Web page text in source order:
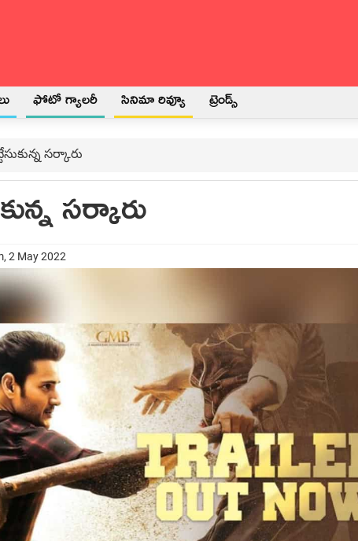
ఫోటో గ్యాలరీ సినిమా రివ్యూ ట్రెండ్స్
సర్కారు
సర్కారు
2 May 2022